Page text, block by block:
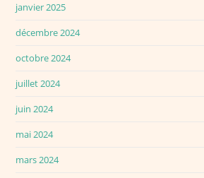
janvier 2025
décembre 2024
octobre 2024
juillet 2024
juin 2024
mai 2024
mars 2024